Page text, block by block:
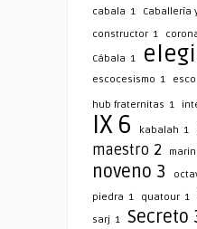
cabala 1 Caballería
constructor 1
Cábala 1
escocesismo 1
hub fraternitas 1
IX 6 kabalah 1
maestro 2
noveno 3
piedra 1 quatour 1
sarj 1 Secreto